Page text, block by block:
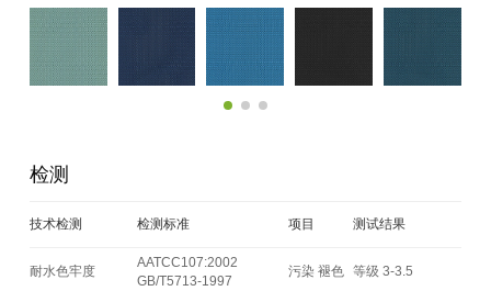
HY7576
检测
技术检测 检测标准 项目 测试结果
耐水色牢度
AATCC107:2002
GB/T5713-1997
污染 褪色 等级 3-3.5